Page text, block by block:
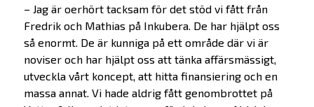
– Jag är oerhört tacksam för det stöd vi fått från
Fredrik och Mathias på Inkubera. De har hjälpt oss
så enormt. De är kunniga på ett område där vi är
noviser och har hjälpt oss att tänka affärsmässigt,
utveckla vårt koncept, att hitta finansiering och en
massa annat. Vi hade aldrig fått genombrottet på